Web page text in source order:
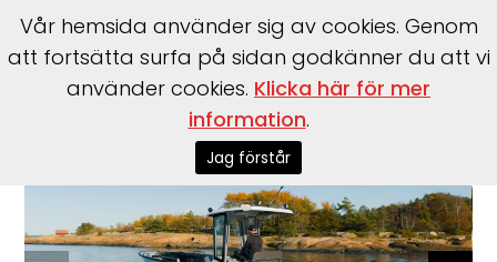
>725 Pro T-Top
Vår hemsida använder sig av cookies. Genom
att fortsätta surfa på sidan godkänner du att vi
använder cookies. Klicka här för mer
information.
Jag förstår